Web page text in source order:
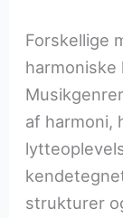
Forskellige
harmoniske
af harmoni,
strukturer